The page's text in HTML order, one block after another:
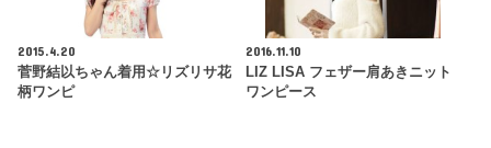
2015.4.20
菅野結以ちゃん着用☆リズリサ花
柄ワンピ
2016.11.10
LIZ LISA フェザー肩あきニット
ワンピース